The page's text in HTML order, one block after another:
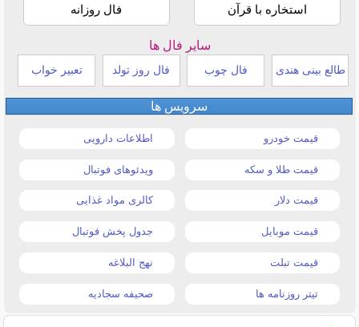
استخاره با قرآن فال روزانه
سایر فال ها
طالع بینی هندی فال چوب فال روز تولد تعبیر خواب
سرویس ها
قیمت خودرو اطلاعات دارویی
قیمت طلا و سکه ویدئوهای فوتبال
قیمت دلار کالری مواد غذایی
قیمت موبایل جدول پخش فوتبال
قیمت تبلت نهج البلاغه
تیتر روزنامه ها صحیفه سجادیه